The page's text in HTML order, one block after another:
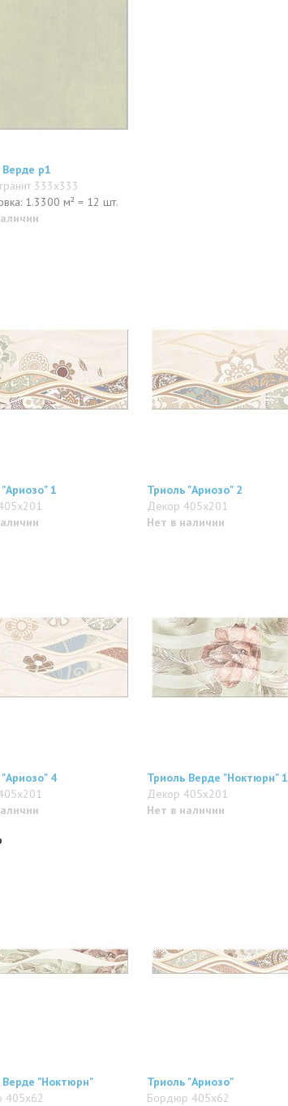
p1
333x333
1.3300 м² = 12 шт.
1
Триоль "Ариозо" 2
Декор 405x201
Нет в наличии
4
Триоль Верде "Ноктюрн" 1
Декор 405x201
Нет в наличии
Верде "Ноктюрн"
405x62
Триоль "Ариозо"
Бордюр 405x62